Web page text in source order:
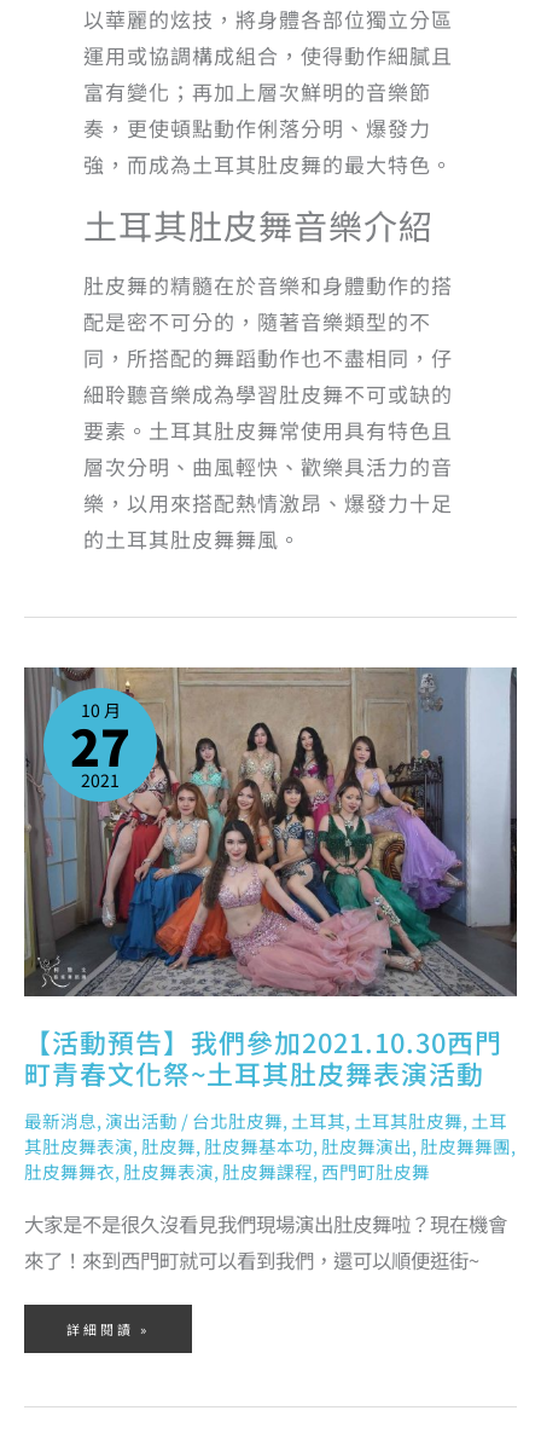
以華麗的炫技，將身體各部位獨立分區
運用或協調構成組合，使得動作細膩且
富有變化；再加上層次鮮明的音樂節
奏，更使頓點動作俐落分明、爆發力
強，而成為土耳其肚皮舞的最大特色。
土耳其肚皮舞音樂介紹
肚皮舞的精髓在於音樂和身體動作的搭
配是密不可分的，隨著音樂類型的不
同，所搭配的舞蹈動作也不盡相同，仔
細聆聽音樂成為學習肚皮舞不可或缺的
要素。土耳其肚皮舞常使用具有特色且
層次分明、曲風輕快、歡樂具活力的音
樂，以用來搭配熱情激昂、爆發力十足
的土耳其肚皮舞舞風。
10 月
27
2021
【活動預告】我們參加2021.10.30西門
町青春文化祭~土耳其肚皮舞表演活動
最新消息,演出活動 /台北肚皮舞,土耳其,土耳其肚皮舞,土耳
其肚皮舞表演,肚皮舞,肚皮舞基本功,肚皮舞演出,肚皮舞舞團,
肚皮舞舞衣,肚皮舞表演,肚皮舞課程,西門町肚皮舞
大家是不是很久沒看見我們現場演出肚皮舞啦？現在機會
來了！來到西門町就可以看到我們，還可以順便逛街~
【活
動
預
告】
們
參
加
2021.10.30
西
門
町
青
化
祭
耳
其
肚
皮
舞
表
演
活
動
詳細閱讀 »